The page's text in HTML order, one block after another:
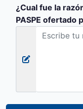
¿Cual fue la
PASPE ofertado